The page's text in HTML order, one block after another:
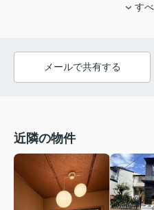
す
メールで共有する
近隣の物件